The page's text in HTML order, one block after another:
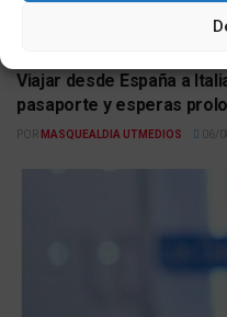
Viajar desde España a
pasaporte y esperas
POR MASQUEALDIA UTMEDIOS 06/